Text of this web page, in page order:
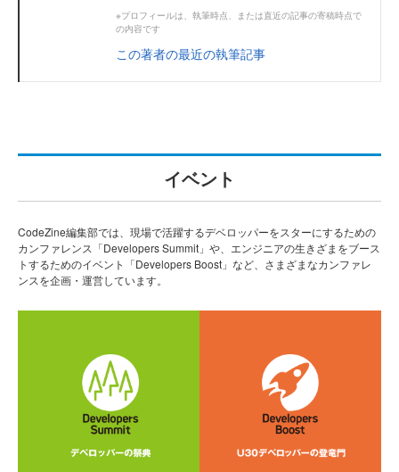
※プロフィールは、執筆時点、または直近の記事の寄稿時点で
の内容です
この著者の最近の執筆記事
イベント
CodeZine編集部では、現場で活躍するデベロッパーをスターにするための
カンファレンス「Developers Summit」や、エンジニアの生きざまをブース
トするためのイベント「Developers Boost」など、さまざまなカンファレ
ンスを企画・運営しています。